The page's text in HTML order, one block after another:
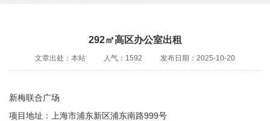
292㎡高区办公室出租
文章出处：本站 人气：1592 发布日期：2025-10-20
新梅联合广场
项目地址：上海市浦东新区浦东南路999号